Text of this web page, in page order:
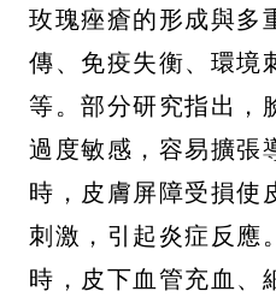
玫瑰痤瘡的形成與多
傳、免疫失衡、環境
等。部分研究指出，
過度敏感，容易擴張
時，皮膚屏障受損使
刺激，引起炎症反應
時，皮下血管充血、